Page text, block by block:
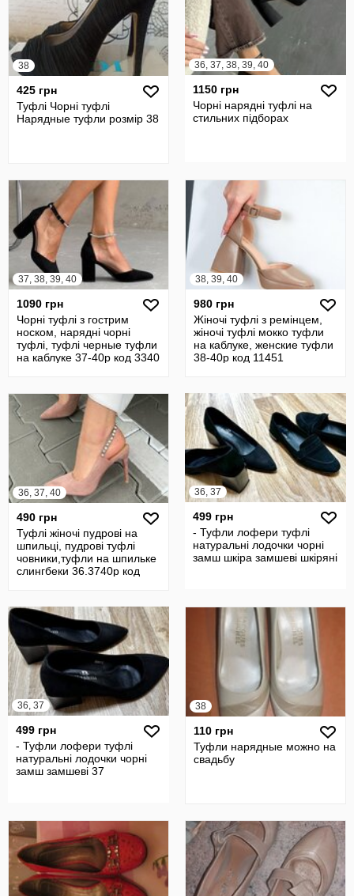
38
425 грн
Туфлі Чорні туфлі
Нарядные туфли розмір 38
36, 37, 38, 39, 40
1150 грн
Чорні нарядні туфлі на
стильних підборах
37, 38, 39, 40
1090 грн
Чорні туфлі з гострим
носком, нарядні чорні
туфлі, туфлі черные туфли
на каблуке 37-40р код 3340
38, 39, 40
980 грн
Жіночі туфлі з ремінцем,
жіночі туфлі мокко туфли
на каблуке, женские туфли
38-40р код 11451
36, 37, 40
490 грн
Туфлі жіночі пудрові на
шпильці, пудрові туфлі
човники,туфли на шпильке
слингбеки 36.3740р код
36, 37
499 грн
- Туфли лофери туфлі
натуральні лодочки чорні
замш шкіра замшеві шкіряні
36, 37
499 грн
- Туфли лофери туфлі
натуральні лодочки чорні
замш замшеві 37
38
110 грн
Туфли нарядные можно на
свадьбу